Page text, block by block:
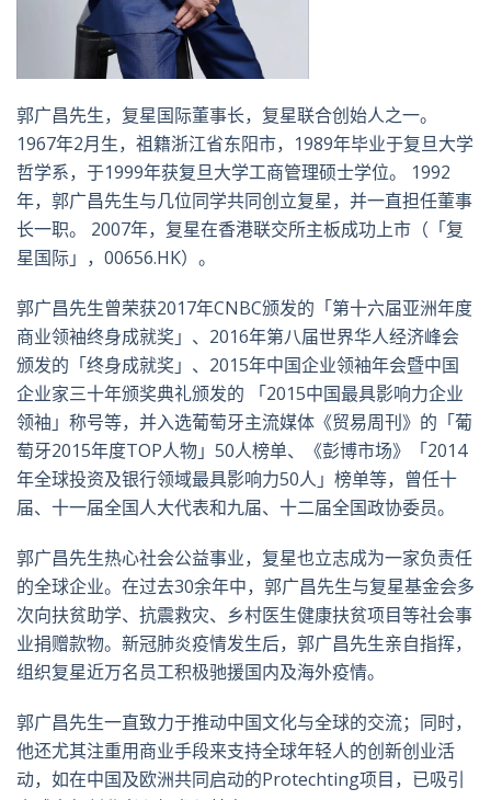
郭广昌先生，复星国际董事长，复星联合创始人之一。
1967年2月生，祖籍浙江省东阳市，1989年毕业于复旦大学
哲学系，于1999年获复旦大学工商管理硕士学位。 1992
年，郭广昌先生与几位同学共同创立复星，并一直担任董事
长一职。 2007年，复星在香港联交所主板成功上市（「复
星国际」，00656.HK）。
郭广昌先生曾荣获2017年CNBC颁发的「第十六届亚洲年度
商业领袖终身成就奖」、2016年第八届世界华人经济峰会
颁发的「终身成就奖」、2015年中国企业领袖年会暨中国
企业家三十年颁奖典礼颁发的 「2015中国最具影响力企业
领袖」称号等，并入选葡萄牙主流媒体《贸易周刊》的「葡
萄牙2015年度TOP人物」50人榜单、《彭博市场》「2014
年全球投资及银行领域最具影响力50人」榜单等，曾任十
届、十一届全国人大代表和九届、十二届全国政协委员。
郭广昌先生热心社会公益事业，复星也立志成为一家负责任
的全球企业。在过去30余年中，郭广昌先生与复星基金会多
次向扶贫助学、抗震救灾、乡村医生健康扶贫项目等社会事
业捐赠款物。新冠肺炎疫情发生后，郭广昌先生亲自指挥，
组织复星近万名员工积极驰援国内及海外疫情。
郭广昌先生一直致力于推动中国文化与全球的交流；同时，
他还尤其注重用商业手段来支持全球年轻人的创新创业活
动，如在中国及欧洲共同启动的Protechting项目，已吸引